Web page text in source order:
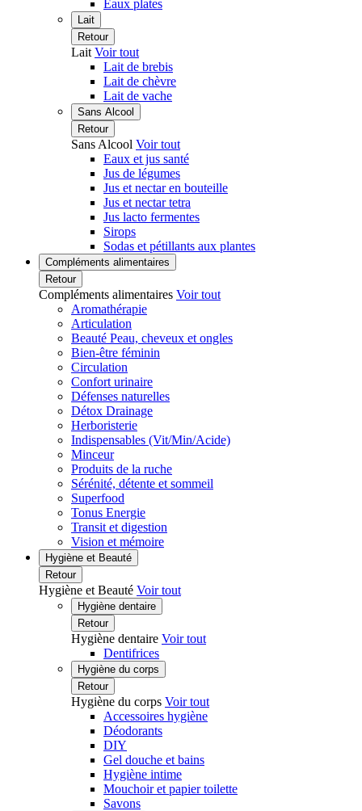
Eaux plates
Lait
Retour
Lait Voir tout
Lait de brebis
Lait de chèvre
Lait de vache
Sans Alcool
Retour
Sans Alcool Voir tout
Eaux et jus santé
Jus de légumes
Jus et nectar en bouteille
Jus et nectar tetra
Jus lacto fermentes
Sirops
Sodas et pétillants aux plantes
Compléments alimentaires
Retour
Compléments alimentaires Voir tout
Aromathérapie
Articulation
Beauté Peau, cheveux et ongles
Bien-être féminin
Circulation
Confort urinaire
Défenses naturelles
Détox Drainage
Herboristerie
Indispensables (Vit/Min/Acide)
Minceur
Produits de la ruche
Sérénité, détente et sommeil
Superfood
Tonus Energie
Transit et digestion
Vision et mémoire
Hygiène et Beauté
Retour
Hygiène et Beauté Voir tout
Hygiène dentaire
Retour
Hygiène dentaire Voir tout
Dentifrices
Hygiène du corps
Retour
Hygiène du corps Voir tout
Accessoires hygiène
Déodorants
DIY
Gel douche et bains
Hygiène intime
Mouchoir et papier toilette
Savons